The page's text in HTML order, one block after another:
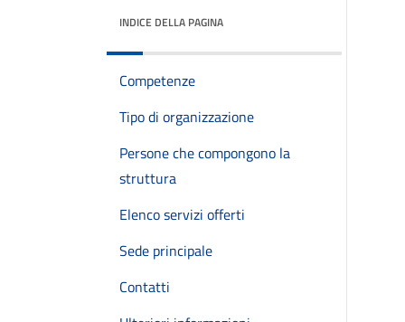
INDICE DELLA PAGINA
Competenze
Tipo di organizzazione
Persone che compongono la
struttura
Elenco servizi offerti
Sede principale
Contatti